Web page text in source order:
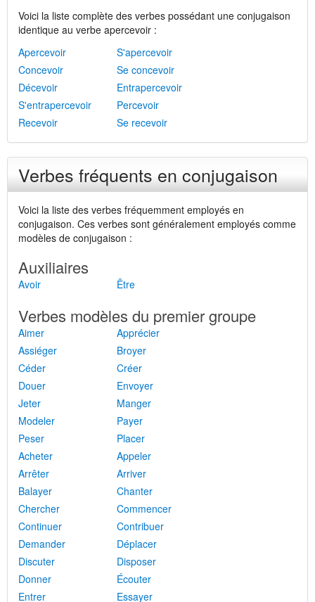
Voici la liste complète des verbes possédant une conjugaison
identique au verbe apercevoir :
Apercevoir
S'apercevoir
Concevoir
Se concevoir
Décevoir
Entrapercevoir
S'entrapercevoir
Percevoir
Recevoir
Se recevoir
Verbes fréquents en conjugaison
Voici la liste des verbes fréquemment employés en
conjugaison. Ces verbes sont généralement employés comme
modèles de conjugaison :
Auxiliaires
Avoir Être
Verbes modèles du premier groupe
Aimer
Apprécier
Assiéger
Broyer
Céder
Créer
Douer
Envoyer
Jeter
Manger
Modeler
Payer
Peser
Placer
Acheter
Appeler
Arrêter
Arriver
Balayer
Chanter
Chercher
Commencer
Continuer
Contribuer
Demander
Déplacer
Discuter
Disposer
Donner
Écouter
Entrer
Essayer